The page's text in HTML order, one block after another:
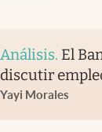
Análisis. El
discutir
Yayi Morales